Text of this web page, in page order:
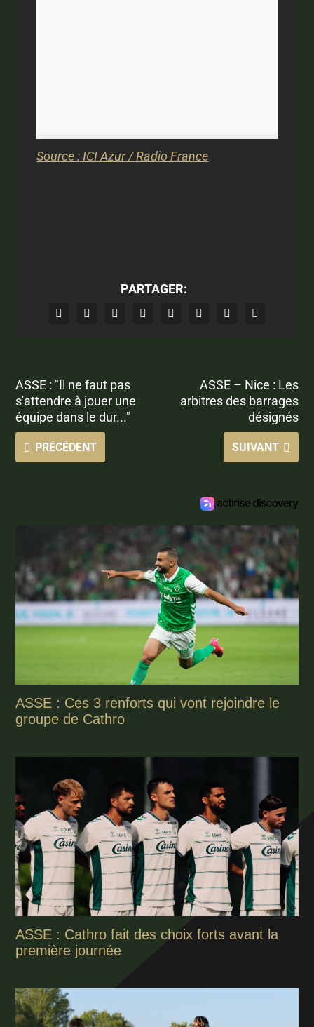
Source : ICI Azur / Radio France
PARTAGER:
ASSE : "Il ne faut pas
s'attendre à jouer une
équipe dans le dur..."
PRÉCÉDENT
ASSE – Nice : Les
arbitres des barrages
désignés
SUIVANT
ASSE : Ces 3 renforts qui vont rejoindre le
groupe de Cathro
ASSE : Cathro fait des choix forts avant la
première journée